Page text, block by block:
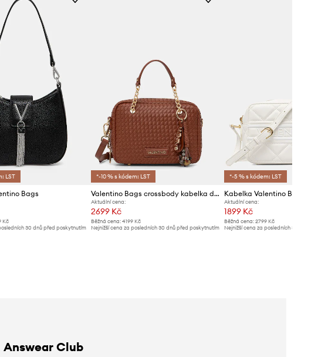
LST
Bags
Kč
30 dnů před poskytnutím
*-10 % s kódem: LST
Valentino Bags crossbody kabelka dámská z imitace kůže GEA
Aktuální cena:
2699 Kč
Běžná cena:4199 Kč
Nejnižší cena za posledních 30 dnů před poskytnutím
*-5 % s kódem: LST
Kabelka Valentino Bags
Aktuální cena:
1899 Kč
Běžná cena: 2799 Kč
Nejnižší cena za posledních 30 dnů
Answear Club